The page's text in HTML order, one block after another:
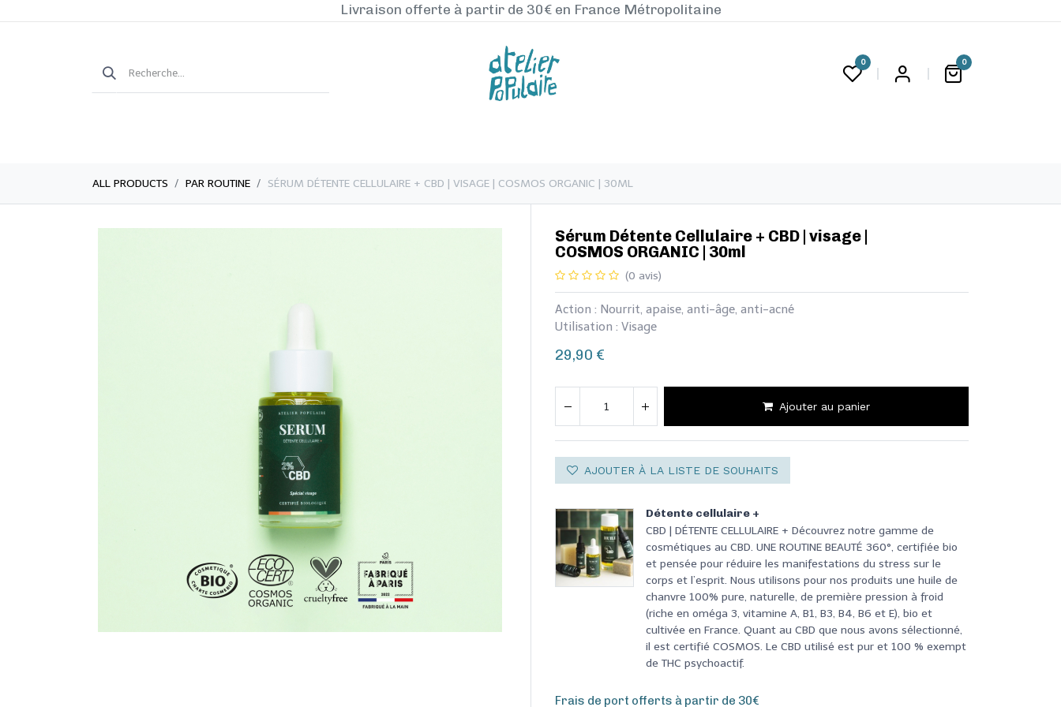
Livraison offerte à partir de 30€ en France Métropolitaine
0 0
ALL PRODUCTS PAR ROUTINE ​​​​​​SÉRUM DÉTENTE CELLULAIRE + CBD | VISAGE | COSMOS ORGANIC | 30ML
​​​​​​Sérum Détente Cellulaire + CBD | visage |
COSMOS ORGANIC | 30ml
(0 avis)
Action : Nourrit, apaise, anti-âge, anti-acné
Utilisation : Visage
29,90 €
Ajouter au panier
AJOUTER À LA LISTE DE SOUHAITS
Détente cellulaire +
CBD | DÉTENTE CELLULAIRE + Découvrez notre gamme de
cosmétiques au CBD. UNE ROUTINE BEAUTÉ 360°, certifiée bio
et pensée pour réduire les manifestations du stress sur le
corps et l’esprit. Nous utilisons pour nos produits une huile de
chanvre 100% pure, naturelle, de première pression à froid
(riche en oméga 3, vitamine A, B1, B3, B4, B6 et E), bio et
cultivée en France. Quant au CBD que nous avons sélectionné,
il est certifié COSMOS. Le CBD utilisé est pur et 100 % exempt
de THC psychoactif.
Frais de port offerts à partir de 30€